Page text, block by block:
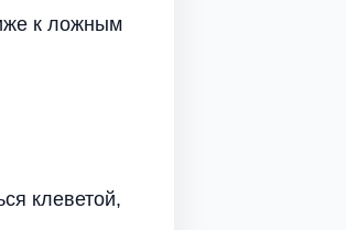
к ложным
клеветой,